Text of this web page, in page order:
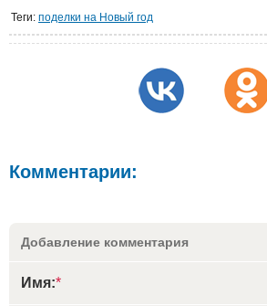
Теги: поделки на Новый год
Комментарии:
Добавление комментария
Имя:*